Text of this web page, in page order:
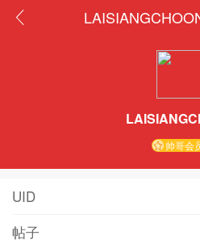
帅哥会
UID
帖子